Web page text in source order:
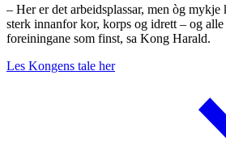
– Her er det arbeidsplassar, men òg
sterk innanfor kor, korps og idrett – og
foreiningane som finst, sa Kong Harald.
Les Kongens tale her